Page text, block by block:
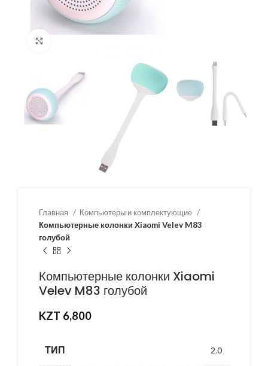
Главная
Компьютеры и комплектующие
Компьютерные колонки Xiaomi Velev M83
голубой
Компьютерные колонки Xiaomi
Velev M83 голубой
KZT 6,800
ТИП 2.0